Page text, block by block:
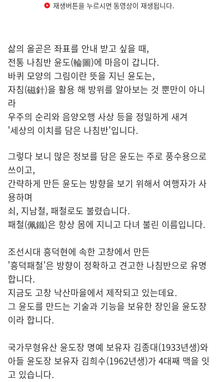
재생버튼을 누르시면 동영상이 재생됩니다.
삶의 올곧은 좌표를 안내 받고 싶을 때,
전통 나침반 윤도(輪圖)에 마음이 갑니다.
바퀴 모양의 그림이란 뜻을 지닌 윤도는,
자침(磁針)을 활용 해 방위를 알아보는 것 뿐만이 아니
라
우주의 순리와 음양오행 사상 등을 정밀하게 새겨
'세상의 이치를 담은 나침반'입니다.
그렇다 보니 많은 정보를 담은 윤도는 주로 풍수용으로
쓰이고,
간략하게 만든 윤도는 방향을 보기 위해서 여행자가 사
용하며
쇠, 지남철, 패철로도 불렸습니다.
패철(佩鐵)은 항상 몸에 지니고 다녀 불린 이름입니다.
조선시대 흥덕현에 속한 고창에서 만든
'흥덕패철'은 방향이 정확하고 견고한 나침반으로 유명
합니다.
지금도 고창 낙산마을에서 제작되고 있는데요.
그 윤도를 만드는 기술과 기능을 보유한 장인을 윤도장
이라 합니다.
국가무형유산 윤도장 명예 보유자 김종대(1933년생)와
아들 윤도장 보유자 김희수(1962년생)가 4대째 맥을 잇
고 있습니다.